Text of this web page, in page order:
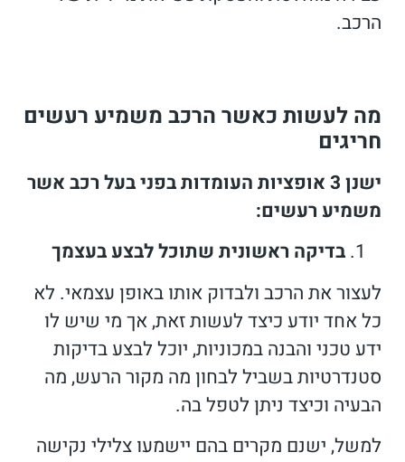
הרכב.
מה לעשות כאשר הרכב משמיע רעשים
חריגים
ישנן 3 אופציות העומדות בפני בעל רכב אשר
משמיע רעשים:
בדיקה ראשונית שתוכל לבצע בעצמך
לעצור את הרכב ולבדוק אותו באופן עצמאי. לא
כל אחד יודע כיצד לעשות זאת, אך מי שיש לו
ידע טכני והבנה במכוניות, יוכל לבצע בדיקות
סטנדרטיות בשביל לבחון מה מקור הרעש, מה
הבעיה וכיצד ניתן לטפל בה.
למשל, ישנם מקרים בהם יישמעו צלילי נקישה